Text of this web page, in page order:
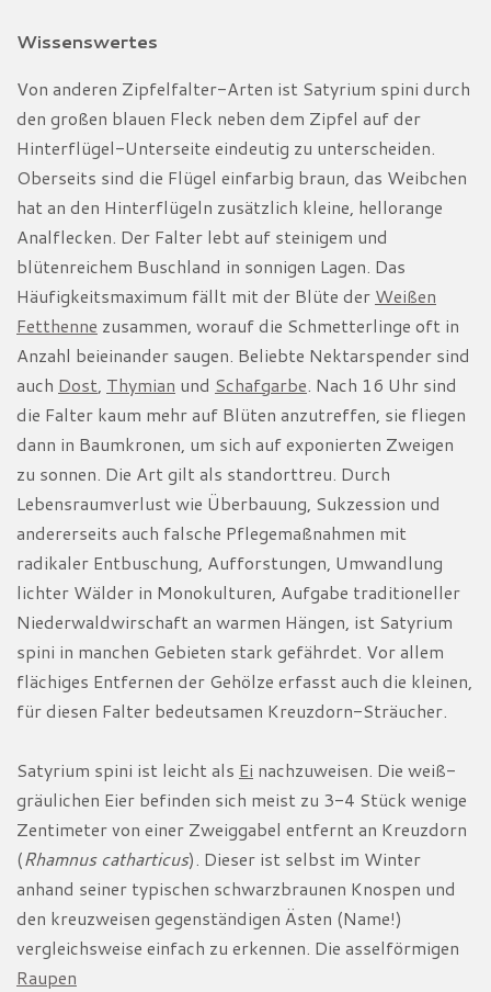
Wissenswertes
Von anderen Zipfelfalter-Arten ist Satyrium spini durch
den großen blauen Fleck neben dem Zipfel auf der
Hinterflügel-Unterseite eindeutig zu unterscheiden.
Oberseits sind die Flügel einfarbig braun, das Weibchen
hat an den Hinterflügeln zusätzlich kleine, hellorange
Analflecken. Der Falter lebt auf steinigem und
blütenreichem Buschland in sonnigen Lagen. Das
Häufigkeitsmaximum fällt mit der Blüte der Weißen
Fetthenne zusammen, worauf die Schmetterlinge oft in
Anzahl beieinander saugen. Beliebte Nektarspender sind
auch Dost, Thymian und Schafgarbe. Nach 16 Uhr sind
die Falter kaum mehr auf Blüten anzutreffen, sie fliegen
dann in Baumkronen, um sich auf exponierten Zweigen
zu sonnen. Die Art gilt als standorttreu. Durch
Lebensraumverlust wie Überbauung, Sukzession und
andererseits auch falsche Pflegemaßnahmen mit
radikaler Entbuschung, Aufforstungen, Umwandlung
lichter Wälder in Monokulturen, Aufgabe traditioneller
Niederwaldwirschaft an warmen Hängen, ist Satyrium
spini in manchen Gebieten stark gefährdet. Vor allem
flächiges Entfernen der Gehölze erfasst auch die kleinen,
für diesen Falter bedeutsamen Kreuzdorn-Sträucher.
Satyrium spini ist leicht als Ei nachzuweisen. Die weiß-
gräulichen Eier befinden sich meist zu 3-4 Stück wenige
Zentimeter von einer Zweiggabel entfernt an Kreuzdorn
(Rhamnus catharticus). Dieser ist selbst im Winter
anhand seiner typischen schwarzbraunen Knospen und
den kreuzweisen gegenständigen Ästen (Name!)
vergleichsweise einfach zu erkennen. Die asselförmigen
Raupen